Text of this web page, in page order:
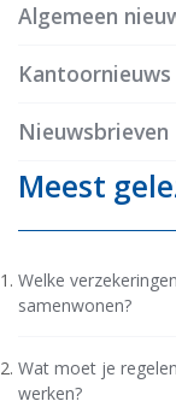
Algemeen
Kantoornieuws
Nieuwsbrieven
Meest
Welke
samenwonen?
Wat moet je
werken?